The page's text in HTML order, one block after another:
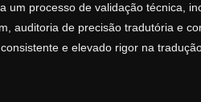
processo de validação técnica,
auditoria de precisão tradutória e
e elevado rigor na